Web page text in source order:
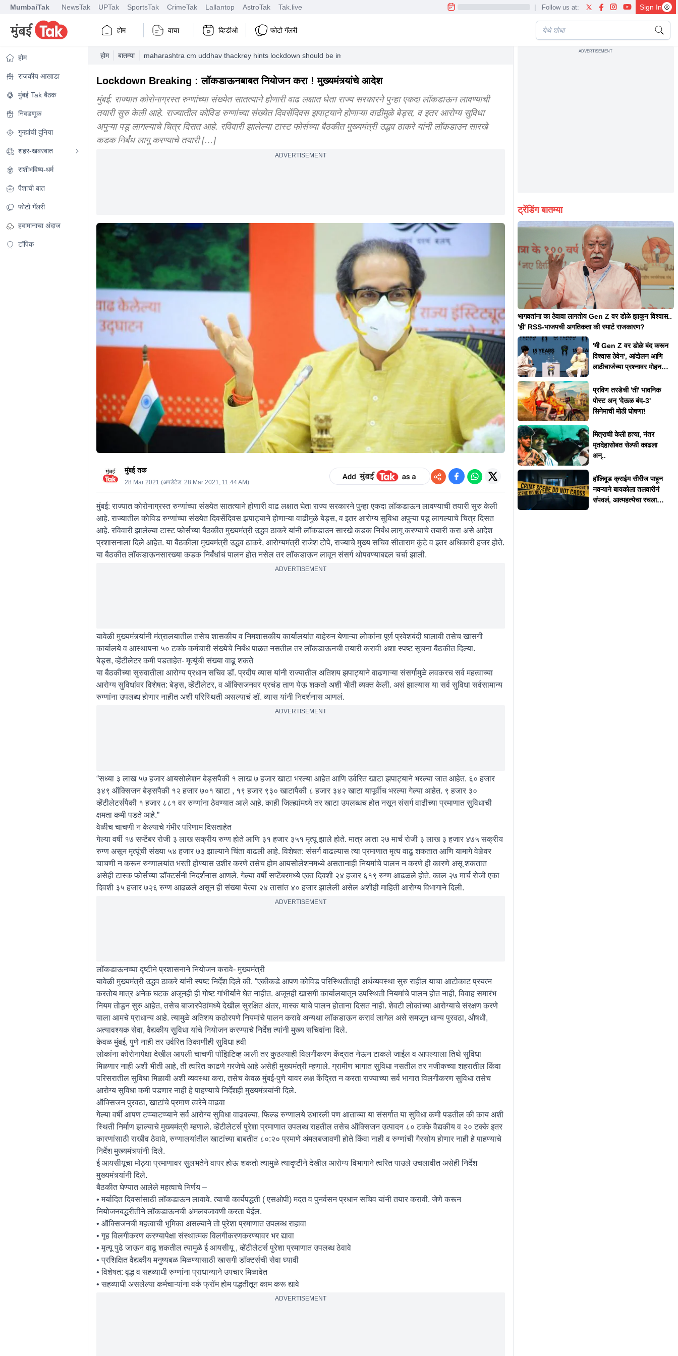
MumbaiTak NewsTak UPTak SportsTak CrimeTak Lallantop AstroTak Tak.live | Follow us at: Sign In
होम वाचा व्हिडीओ फोटो गॅलरी
होम
राजकीय आखाडा
मुंबई Tak बैठक
निवडणूक
गुन्ह्यांची दुनिया
शहर-खबरबात
राशीभविष्य-धर्म
पैशाची बात
फोटो गॅलरी
हवामानाचा अंदाज
टॉपिक
होम बातम्या maharashtra cm uddhav thackrey hints lockdown should be impose in state order administration to be prepared for it
Lockdown Breaking : लॉकडाऊनबाबत नियोजन करा ! मुख्यमंत्र्यांचे आदेश
मुंबई: राज्यात कोरोनाग्रस्त रुग्णांच्या संख्येत सातत्याने होणारी वाढ लक्षात घेता राज्य सरकारने पुन्हा एकदा लॉकडाऊन लावण्याची
तयारी सुरु केली आहे. राज्यातील कोविड रुग्णांच्या संख्येत दिवसेंदिवस झपाट्याने होणाऱ्या वाढीमुळे बेड्स, व इतर आरोग्य सुविधा
अपुऱ्या पडू लागल्याचे चित्र दिसत आहे. रविवारी झालेल्या टास्ट फोर्सच्या बैठकीत मुख्यमंत्री उद्धव ठाकरे यांनी लॉकडाउन सारखे
कडक निर्बंध लागू करण्याचे तयारी […]
ADVERTISEMENT
मुंबई तक
28 Mar 2021 (अपडेटेड: 28 Mar 2021, 11:44 AM)
मुंबई: राज्यात कोरोनाग्रस्त रुग्णांच्या संख्येत सातत्याने होणारी वाढ लक्षात घेता राज्य सरकारने पुन्हा एकदा लॉकडाऊन लावण्याची तयारी सुरु केली
आहे. राज्यातील कोविड रुग्णांच्या संख्येत दिवसेंदिवस झपाट्याने होणाऱ्या वाढीमुळे बेड्स, व इतर आरोग्य सुविधा अपुऱ्या पडू लागल्याचे चित्र दिसत
आहे. रविवारी झालेल्या टास्ट फोर्सच्या बैठकीत मुख्यमंत्री उद्धव ठाकरे यांनी लॉकडाउन सारखे कडक निर्बंध लागू करण्याचे तयारी करा असे आदेश
प्रशासनाला दिले आहेत. या बैठकीला मुख्यमंत्री उद्धव ठाकरे, आरोग्यमंत्री राजेश टोपे, राज्याचे मुख्य सचिव सीताराम कुंटे व इतर अधिकारी हजर होते.
या बैठकीत लॉकडाऊनसारख्या कडक निर्बंधांचं पालन होत नसेल तर लॉकडाऊन लावून संसर्ग थोपवण्याबद्दल चर्चा झाली.
ADVERTISEMENT
यावेळी मुख्यमंत्र्यांनी मंत्रालयातील तसेच शासकीय व निमशासकीय कार्यालयांत बाहेरुन येणाऱ्या लोकांना पूर्ण प्रवेशबंदी घालावी तसेच खासगी
कार्यालये व आस्थापना ५० टक्के कर्मचारी संख्येचे निर्बंध पाळत नसतील तर लॉकडाऊनची तयारी करावी अशा स्पष्ट सूचना बैठकीत दिल्या.
बेड्स, व्हेंटीलेटर कमी पडताहेत- मृत्यूंची संख्या वाढू शकते
या बैठकीच्या सुरुवातीला आरोग्य प्रधान सचिव डॉ. प्रदीप व्यास यांनी राज्यातील अतिशय झपाट्याने वाढणाऱ्या संसर्गामुळे लवकरच सर्व महत्वाच्या
आरोग्य सुविधांवर विशेषत: बेड्स, व्हेंटीलेटर, व ऑक्सिजनवर प्रचंड ताण येऊ शकतो अशी भीती व्यक्त केली. असं झाल्यास या सर्व सुविधा सर्वसामान्य
रुग्णांना उपलब्ध होणार नाहीत अशी परिस्थिती असल्याचं डॉ. व्यास यांनी निदर्शनास आणलं.
ADVERTISEMENT
“सध्या ३ लाख ५७ हजार आयसोलेशन बेड्सपैकी १ लाख ७ हजार खाटा भरल्या आहेत आणि उर्वरित खाटा झपाट्याने भरल्या जात आहेत. ६० हजार
३४९ ऑक्सिजन बेड्सपैकी १२ हजार ७०१ खाटा , १९ हजार ९३० खाटापैकी ८ हजार ३४२ खाटा यापूर्वीच भरल्या गेल्या आहेत. ९ हजार ३०
व्हेंटीलेटर्सपैकी १ हजार ८८१ वर रुग्णांना ठेवण्यात आले आहे. काही जिल्ह्यांमध्ये तर खाटा उपलब्धच होत नसून संसर्ग वाढीच्या प्रमाणात सुविधाची
क्षमता कमी पडते आहे.”
वेळीच चाचणी न केल्याचे गंभीर परिणाम दिसताहेत
गेल्या वर्षी १७ सप्टेंबर रोजी ३ लाख सक्रीय रुग्ण होते आणि ३१ हजार ३५१ मृत्यू झाले होते. मात्र आता २७ मार्च रोजी ३ लाख ३ हजार ४७५ सक्रीय
रुग्ण असून मृत्यूंची संख्या ५४ हजार ७३ झाल्याने चिंता वाढली आहे. विशेषत: संसर्ग वाढल्यास त्या प्रमाणात मृत्य वाढू शकतात आणि यामागे वेळेवर
चाचणी न करून रुग्णालयांत भरती होण्यास उशीर करणे तसेच होम आयसोलेशनमध्ये असतानाही नियमांचे पालन न करणे ही कारणे असू शकतात
असेही टास्क फोर्सच्या डॉक्टर्सनी निदर्शनास आणले. गेल्या वर्षी सप्टेंबरमध्ये एका दिवशी २४ हजार ६१९ रुग्ण आढळले होते. काल २७ मार्च रोजी एका
दिवशी ३५ हजार ७२६ रुग्ण आढळले असून ही संख्या येत्या २४ तासांत ४० हजार झालेली असेल अशीही माहिती आरोग्य विभागाने दिली.
ADVERTISEMENT
लॉकडाऊनच्या दृष्टीने प्रशासनाने नियोजन करावे- मुख्यमंत्री
यावेळी मुख्यमंत्री उद्धव ठाकरे यांनी स्पष्ट निर्देश दिले की, “एकीकडे आपण कोविड परिस्थितीतही अर्थव्यवस्था सुरु राहील याचा आटोकाट प्रयत्न
करतोय मात्र अनेक घटक अजूनही ही गोष्ट गांभीर्याने घेत नाहीत. अजूनही खासगी कार्यालयातून उपस्थिती नियमांचे पालन होत नाही, विवाह समारंभ
नियम तोडून सुरु आहेत, तसेच बाजारपेठांमध्ये देखील सुरक्षित अंतर, मास्क याचे पालन होताना दिसत नाही. शेवटी लोकांच्या आरोग्याचे संरक्षण करणे
याला आमचे प्राधान्य आहे. त्यामुळे अतिशय कठोरपणे नियमांचे पालन करावे अन्यथा लॉकडाऊन करावं लागेल असे समजून धान्य पुरवठा, औषधी,
अत्यावश्यक सेवा, वैद्यकीय सुविधा यांचे नियोजन करण्याचे निर्देश त्यांनी मुख्य सचिवांना दिले.
केवळ मुंबई, पुणे नाही तर उर्वरित ठिकाणीही सुविधा हवी
लोकांना कोरोनापेक्षा देखील आपली चाचणी पॉझिटिव्ह आली तर कुठल्याही विलगीकरण केंद्रात नेऊन टाकले जाईल व आपल्याला तिथे सुविधा
मिळणार नाही अशी भीती आहे, ती त्वरित काढणे गरजेचे आहे असेही मुख्यमंत्री म्हणाले. ग्रामीण भागात सुविधा नसतील तर नजीकच्या शहरातील किंवा
परिसरातील सुविधा मिळावी अशी व्यवस्था करा, तसेच केवळ मुंबई-पुणे यावर लक्ष केंद्रित न करता राज्याच्या सर्व भागात विलगीकरण सुविधा तसेच
आरोग्य सुविधा कमी पडणार नाही हे पाहण्याचे निर्देशही मुख्यमंत्र्यांनी दिले.
ऑक्सिजन पुरवठा, खाटांचे प्रमाण त्वरेने वाढवा
गेल्या वर्षी आपण टप्प्याटप्प्याने सर्व आरोग्य सुविधा वाढवल्या, फिल्ड रुग्णालये उभारली पण आताच्या या संसर्गात या सुविधा कमी पडतील की काय अशी
स्थिती निर्माण झाल्याचे मुख्यमंत्री म्हणाले. व्हेंटीलेटर्स पुरेशा प्रमाणात उपलब्ध राहतील तसेच ऑक्सिजन उत्पादन ८० टक्के वैद्यकीय व २० टक्के इतर
कारणांसाठी राखीव ठेवावे, रुग्णालयांतील खाटांच्या बाबतीत ८०:२० प्रमाणे अंमलबजावणी होते किंवा नाही व रुग्णांची गैरसोय होणार नाही हे पाहण्याचे
निर्देश मुख्यमंत्र्यांनी दिले.
ई आयसीयूचा मोठ्या प्रमाणावर सुलभतेने वापर होऊ शकतो त्यामुळे त्यादृष्टीने देखील आरोग्य विभागाने त्वरित पाउले उचलावीत असेही निर्देश
मुख्यमंत्र्यांनी दिले.
बैठकीत घेण्यात आलेले महत्वाचे निर्णय –
• मर्यादित दिवसांसाठी लॉकडाऊन लावावे. त्याची कार्यपद्धती ( एसओपी) मदत व पुनर्वसन प्रधान सचिव यांनी तयार करावी. जेणे करून
नियोजनबद्धरीतीने लॉकडाऊनची अंमलबजावणी करता येईल.
• ऑक्सिजनची महत्वाची भूमिका असल्याने तो पुरेशा प्रमाणात उपलब्ध राहावा
• गृह विलगीकरण करण्यापेक्षा संस्थात्मक विलगीकरणकरण्यावर भर द्यावा
• मृत्यू पुढे जाऊन वाढू शकतील त्यामुळे ई आयसीयू , व्हेंटीलेटर्स पुरेशा प्रमाणात उपलब्ध ठेवावे
• प्रशिक्षित वैद्यकीय मनुष्यबळ मिळण्यासाठी खासगी डॉक्टर्सची सेवा घ्यावी
• विशेषत: वृद्ध व सहव्याधी रुग्णांना प्राधान्याने उपचार मिळावेत
• सहव्याधी असलेल्या कर्मचाऱ्यांना वर्क फ्रॉम होम पद्धतीतून काम करू द्यावे
ADVERTISEMENT
ADVERTISEMENT
ट्रेंडिंग बातम्या
भागवतांना का ठेवावा लागतोय Gen Z वर डोळे झाकून विश्वास..
'ही' RSS-भाजपची अगतिकता की स्मार्ट राजकारण?
'मी Gen Z वर डोळे बंद करून
विश्वास ठेवेन', आंदोलन आणि
लाठीचार्जच्या प्रश्नावर मोहन
प्रविण तरडेची 'ती' भावनिक
पोस्ट अन् 'देऊळ बंद-3'
सिनेमाची मोठी घोषणा!
मित्राची केली हत्या, नंतर
मृतदेहासोबत सेल्फी काढला
अन्..
हॉलिवूड क्राईम सीरीज पाहून
नवऱ्याने बायकोला तलवारीनं
संपवलं, आत्महत्येचा रचला